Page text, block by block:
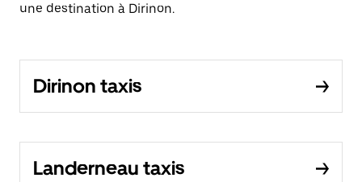
une destination à Dirinon.
Dirinon taxis
Landerneau taxis